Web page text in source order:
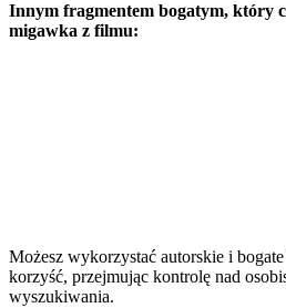
Innym fragmentem bogatym, który
migawka z filmu:
Możesz wykorzystać autorskie i
korzyść, przejmując kontrolę nad
wyszukiwania.